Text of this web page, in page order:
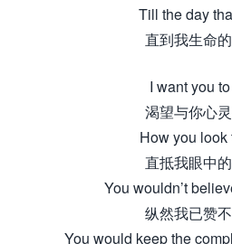
Till the day
直到我生命
I want you
渴望与你心
How you look
直抵我眼中
You wouldn’t
纵然我已赞
You would keep the